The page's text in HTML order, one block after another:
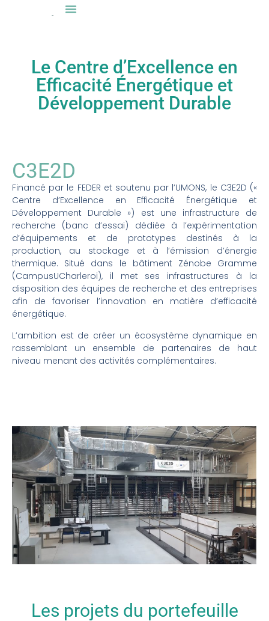
Le Centre d’Excellence en
Efficacité Énergétique et
Développement Durable
C3E2D
Financé par le FEDER et soutenu par l’UMONS, le C3E2D («
Centre d’Excellence en Efficacité Énergétique et
Développement Durable ») est une infrastructure de
recherche (banc d’essai) dédiée à l’expérimentation
d’équipements et de prototypes destinés à la
production, au stockage et à l’émission d’énergie
thermique. Situé dans le bâtiment Zénobe Gramme
(CampusUCharleroi), il met ses infrastructures à la
disposition des équipes de recherche et des entreprises
afin de favoriser l’innovation en matière d’efficacité
énergétique.
L’ambition est de créer un écosystème dynamique en
rassemblant un ensemble de partenaires de haut
niveau menant des activités complémentaires.
Les projets du portefeuille